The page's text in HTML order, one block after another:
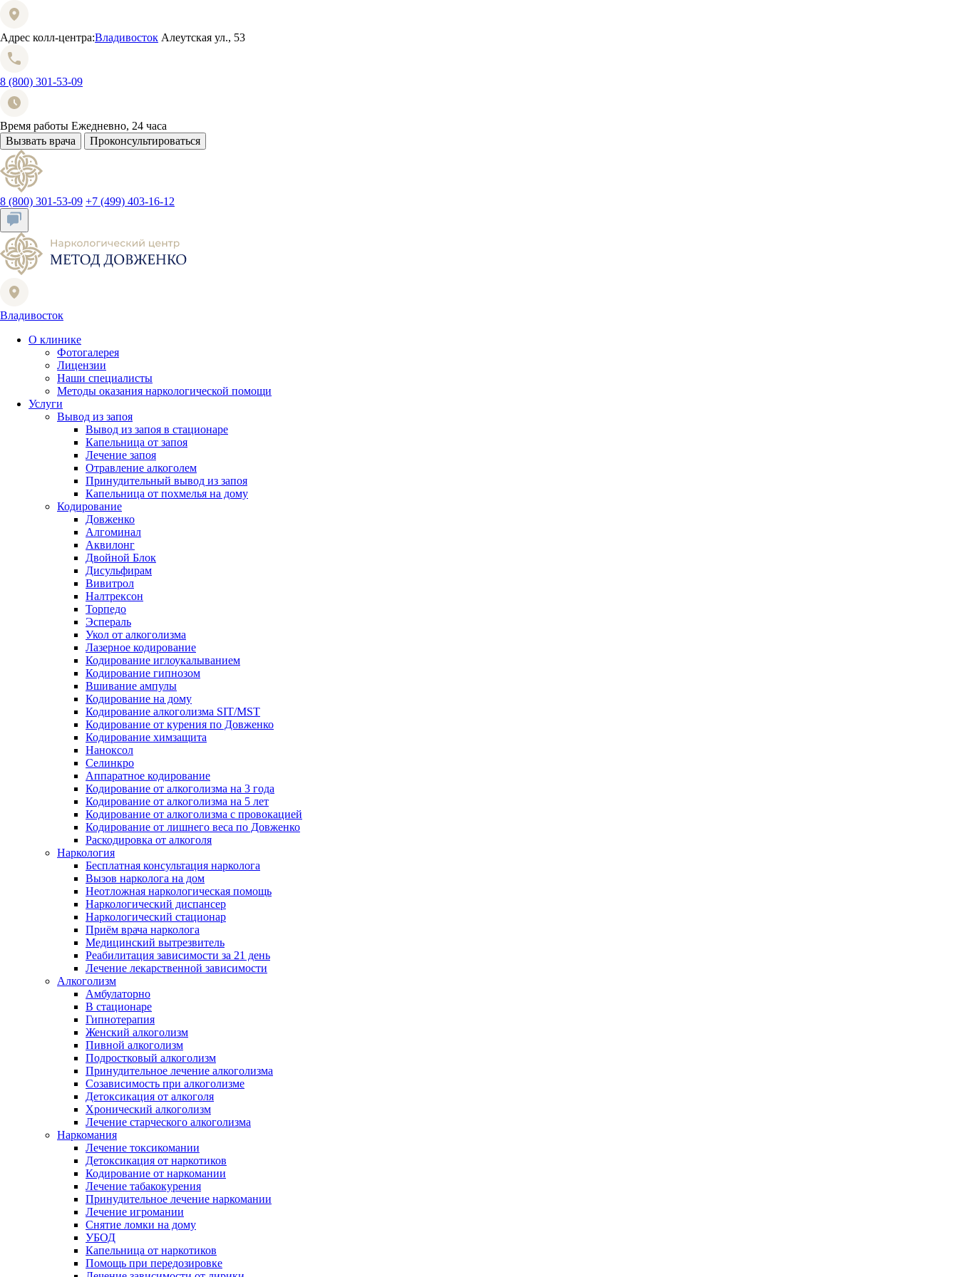
Адрес колл-центра:Владивосток Алеутская ул., 53
8 (800) 301-53-09
Время работы Ежедневно, 24 часа
Вызвать врача
Проконсультироваться
8 (800) 301-53-09 +7 (499) 403-16-12
Владивосток
О клинике
Фотогалерея
Лицензии
Наши специалисты
Методы оказания наркологической помощи
Услуги
Вывод из запоя
Вывод из запоя в стационаре
Капельница от запоя
Лечение запоя
Отравление алкоголем
Принудительный вывод из запоя
Капельница от похмелья на дому
Кодирование
Довженко
Алгоминал
Аквилонг
Двойной Блок
Дисульфирам
Вивитрол
Налтрексон
Торпедо
Эспераль
Укол от алкоголизма
Лазерное кодирование
Кодирование иглоукалыванием
Кодирование гипнозом
Вшивание ампулы
Кодирование на дому
Кодирование алкоголизма SIT/MST
Кодирование от курения по Довженко
Кодирование химзащита
Наноксол
Селинкро
Аппаратное кодирование
Кодирование от алкоголизма на 3 года
Кодирование от алкоголизма на 5 лет
Кодирование от алкоголизма с провокацией
Кодирование от лишнего веса по Довженко
Раскодировка от алкоголя
Наркология
Бесплатная консультация нарколога
Вызов нарколога на дом
Неотложная наркологическая помощь
Наркологический диспансер
Наркологический стационар
Приём врача нарколога
Медицинский вытрезвитель
Реабилитация зависимости за 21 день
Лечение лекарственной зависимости
Алкоголизм
Амбулаторно
В стационаре
Гипнотерапия
Женский алкоголизм
Пивной алкоголизм
Подростковый алкоголизм
Принудительное лечение алкоголизма
Созависимость при алкоголизме
Детоксикация от алкоголя
Хронический алкоголизм
Лечение старческого алкоголизма
Наркомания
Лечение токсикомании
Детоксикация от наркотиков
Кодирование от наркомании
Лечение табакокурения
Принудительное лечение наркомании
Лечение игромании
Снятие ломки на дому
УБОД
Капельница от наркотиков
Помощь при передозировке